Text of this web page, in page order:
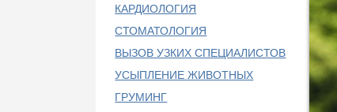
КАРДИОЛОГИЯ
СТОМАТОЛОГИЯ
ВЫЗОВ УЗКИХ СПЕЦИАЛИСТОВ
УСЫПЛЕНИЕ ЖИВОТНЫХ
ГРУМИНГ